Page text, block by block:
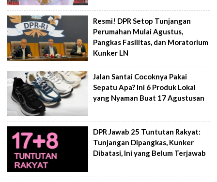
Resmi! DPR Setop Tunjangan
Perumahan Mulai Agustus,
Pangkas Fasilitas, dan Moratorium
Kunker LN
Jalan Santai Cocoknya Pakai
Sepatu Apa? Ini 6 Produk Lokal
yang Nyaman Buat 17 Agustusan
DPR Jawab 25 Tuntutan Rakyat:
Tunjangan Dipangkas, Kunker
Dibatasi, Ini yang Belum Terjawab